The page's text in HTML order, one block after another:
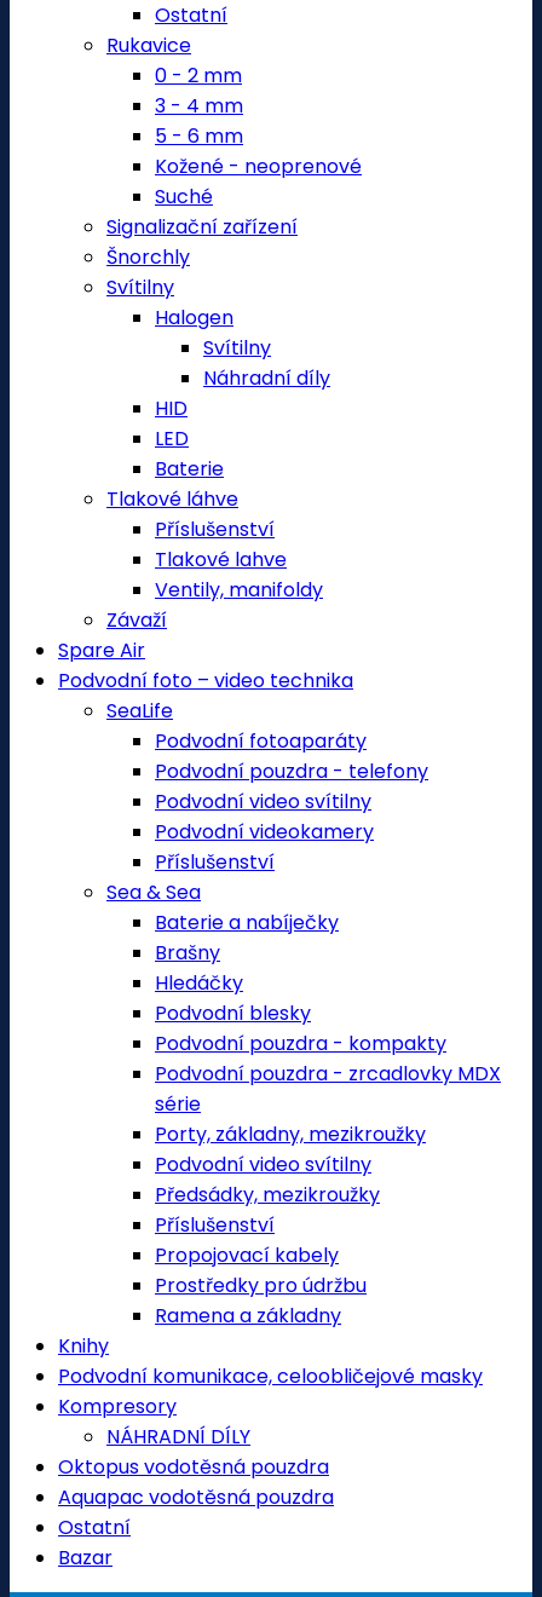
Ostatní
Rukavice
0 - 2 mm
3 - 4 mm
5 - 6 mm
Kožené - neoprenové
Suché
Signalizační zařízení
Šnorchly
Svítilny
Halogen
Svítilny
Náhradní díly
HID
LED
Baterie
Tlakové láhve
Příslušenství
Tlakové lahve
Ventily, manifoldy
Závaží
Spare Air
Podvodní foto – video technika
SeaLife
Podvodní fotoaparáty
Podvodní pouzdra - telefony
Podvodní video svítilny
Podvodní videokamery
Příslušenství
Sea & Sea
Baterie a nabíječky
Brašny
Hledáčky
Podvodní blesky
Podvodní pouzdra - kompakty
Podvodní pouzdra - zrcadlovky MDX
série
Porty, základny, mezikroužky
Podvodní video svítilny
Předsádky, mezikroužky
Příslušenství
Propojovací kabely
Prostředky pro údržbu
Ramena a základny
Knihy
Podvodní komunikace, celoobličejové masky
Kompresory
NÁHRADNÍ DÍLY
Oktopus vodotěsná pouzdra
Aquapac vodotěsná pouzdra
Ostatní
Bazar